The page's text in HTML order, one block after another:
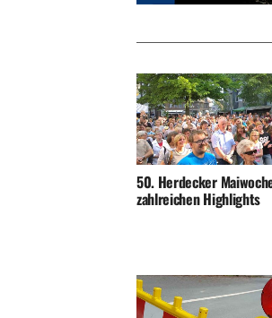
50. Herdecker
zahlreichen Highlights